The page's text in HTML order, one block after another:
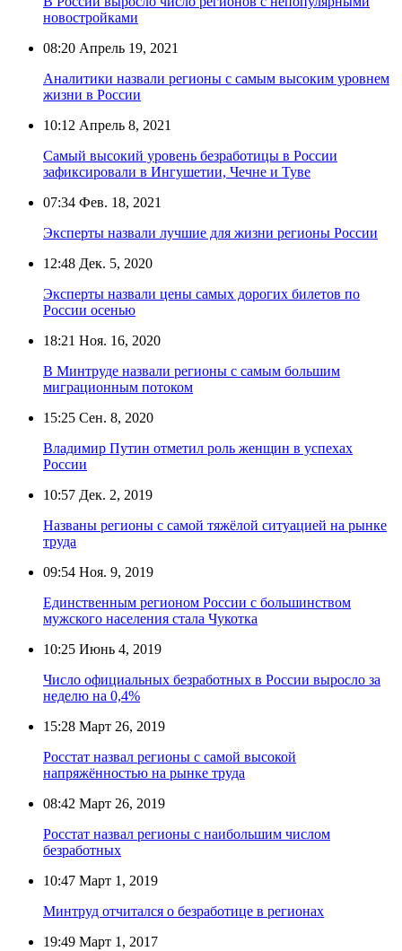
новостройками
08:20 Апрель 19, 2021
Аналитики назвали регионы с самым высоким уровнем
жизни в России
10:12 Апрель 8, 2021
Самый высокий уровень безработицы в России
зафиксировали в Ингушетии, Чечне и Туве
07:34 Фев. 18, 2021
Эксперты назвали лучшие для жизни регионы России
12:48 Дек. 5, 2020
Эксперты назвали цены самых дорогих билетов по
России осенью
18:21 Ноя. 16, 2020
В Минтруде назвали регионы с самым большим
миграционным потоком
15:25 Сен. 8, 2020
Владимир Путин отметил роль женщин в успехах
России
10:57 Дек. 2, 2019
Названы регионы с самой тяжёлой ситуацией на рынке
труда
09:54 Ноя. 9, 2019
Единственным регионом России с большинством
мужского населения стала Чукотка
10:25 Июнь 4, 2019
Число официальных безработных в России выросло за
неделю на 0,4%
15:28 Март 26, 2019
Росстат назвал регионы с самой высокой
напряжённостью на рынке труда
08:42 Март 26, 2019
Росстат назвал регионы с наибольшим числом
безработных
10:47 Март 1, 2019
Минтруд отчитался о безработице в регионах
19:49 Март 1, 2017